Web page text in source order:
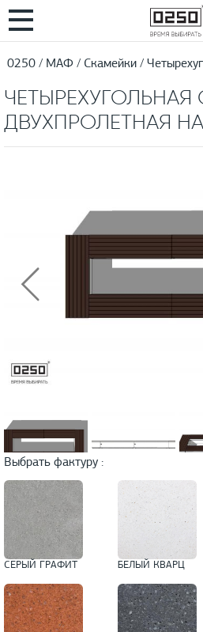
0250 МАФ Скамейки
ЧЕТЫРЕХУГОЛЬНАЯ
ДВУХПРОЛЕТНАЯ
Выбрать фактуру :
СЕРЫЙ ГРАФИТ БЕЛЫЙ КВАРЦ